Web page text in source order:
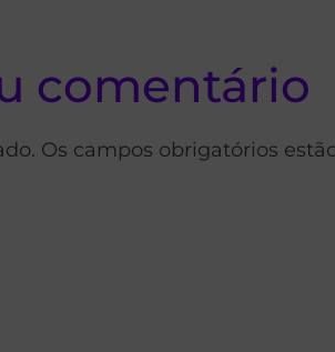
comentário
Os campos obrigatórios